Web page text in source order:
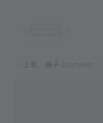
✨ 上衣、褲子 Sportwear：